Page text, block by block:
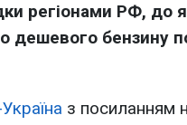
регіонами РФ, до
дешевого бензину
з посиланням